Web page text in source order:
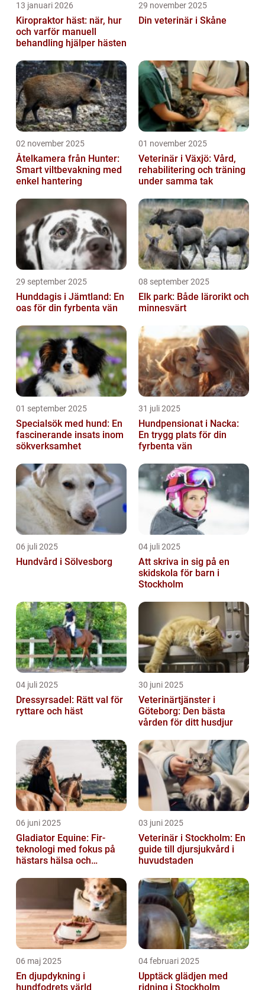
13 januari 2026
Kiropraktor häst: när, hur
och varför manuell
behandling hjälper hästen
29 november 2025
Din veterinär i Skåne
02 november 2025
Åtelkamera från Hunter:
Smart viltbevakning med
enkel hantering
01 november 2025
Veterinär i Växjö: Vård,
rehabilitering och träning
under samma tak
29 september 2025
Hunddagis i Jämtland: En
oas för din fyrbenta vän
08 september 2025
Elk park: Både lärorikt och
minnesvärt
01 september 2025
Specialsök med hund: En
fascinerande insats inom
sökverksamhet
31 juli 2025
Hundpensionat i Nacka:
En trygg plats för din
fyrbenta vän
06 juli 2025
Hundvård i Sölvesborg
04 juli 2025
Att skriva in sig på en
skidskola för barn i
Stockholm
04 juli 2025
Dressyrsadel: Rätt val för
ryttare och häst
30 juni 2025
Veterinärtjänster i
Göteborg: Den bästa
vården för ditt husdjur
06 juni 2025
Gladiator Equine: Fir-
teknologi med fokus på
hästars hälsa och
03 juni 2025
Veterinär i Stockholm: En
guide till djursjukvård i
huvudstaden
06 maj 2025
En djupdykning i
hundfodrets värld
04 februari 2025
Upptäck glädjen med
ridning i Stockholm